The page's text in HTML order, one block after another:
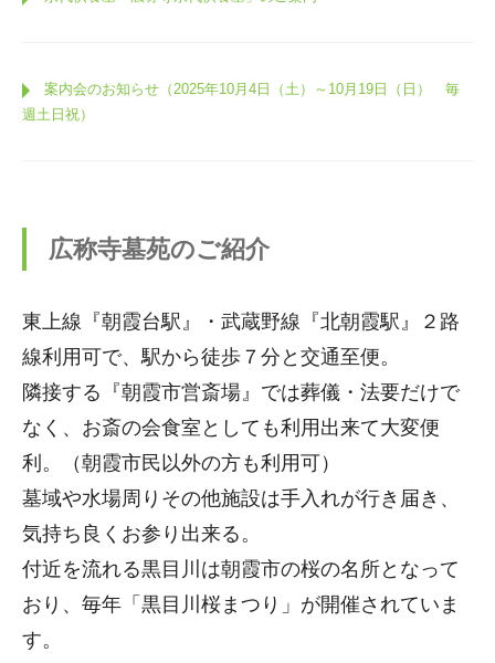
案内会のお知らせ（2025年10月4日（土）～10月19日（日） 毎
週土日祝）
広称寺墓苑のご紹介
東上線『朝霞台駅』・武蔵野線『北朝霞駅』２路
線利用可で、駅から徒歩７分と交通至便。
隣接する『朝霞市営斎場』では葬儀・法要だけで
なく、お斎の会食室としても利用出来て大変便
利。（朝霞市民以外の方も利用可）
墓域や水場周りその他施設は手入れが行き届き、
気持ち良くお参り出来る。
付近を流れる黒目川は朝霞市の桜の名所となって
おり、毎年「黒目川桜まつり」が開催されていま
す。